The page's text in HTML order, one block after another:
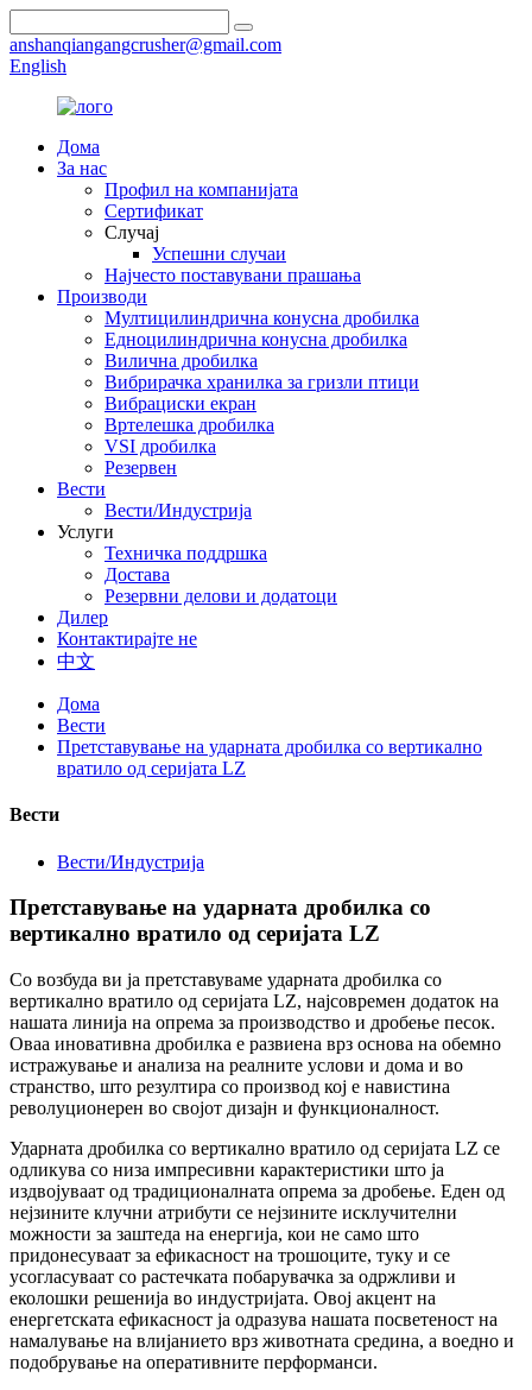
anshanqiangangcrusher@gmail.com
English
Дома
За нас
Профил на компанијата
Сертификат
Случај
Успешни случаи
Најчесто поставувани прашања
Производи
Мултицилиндрична конусна дробилка
Едноцилиндрична конусна дробилка
Вилична дробилка
Вибрирачка хранилка за гризли птици
Вибрациски екран
Вртелешка дробилка
VSI дробилка
Резервен
Вести
Вести/Индустрија
Услуги
Техничка поддршка
Достава
Резервни делови и додатоци
Дилер
Контактирајте не
中文
Дома
Вести
Претставување на ударната дробилка со вертикално
вратило од серијата LZ
Вести
Вести/Индустрија
Претставување на ударната дробилка со
вертикално вратило од серијата LZ
Со возбуда ви ја претставуваме ударната дробилка со
вертикално вратило од серијата LZ, најсовремен додаток на
нашата линија на опрема за производство и дробење песок.
Оваа иновативна дробилка е развиена врз основа на обемно
истражување и анализа на реалните услови и дома и во
странство, што резултира со производ кој е навистина
револуционерен во својот дизајн и функционалност.
Ударната дробилка со вертикално вратило од серијата LZ се
одликува со низа импресивни карактеристики што ја
издвојуваат од традиционалната опрема за дробење. Еден од
нејзините клучни атрибути се нејзините исклучителни
можности за заштеда на енергија, кои не само што
придонесуваат за ефикасност на трошоците, туку и се
усогласуваат со растечката побарувачка за одржливи и
еколошки решенија во индустријата. Овој акцент на
енергетската ефикасност ја одразува нашата посветеност на
намалување на влијанието врз животната средина, а воедно и
подобрување на оперативните перформанси.